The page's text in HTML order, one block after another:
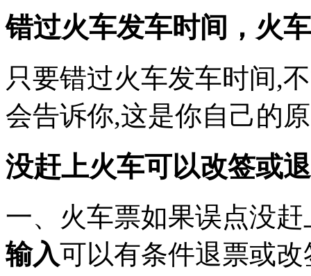
错过火车发车时间，火
只要错过火车发车时间,
会告诉你,这是你自己的
没赶上火车可以改签或
一、火车票如果误点没赶
输入可以有条件退票或